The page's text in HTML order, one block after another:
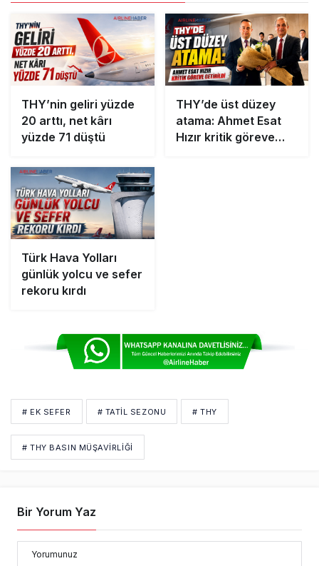
THY’nin geliri yüzde
20 arttı, net kârı
yüzde 71 düştü
THY’de üst düzey
atama: Ahmet Esat
Hızır kritik göreve
Türk Hava Yolları
günlük yolcu ve sefer
rekoru kırdı
# EK SEFER # TATIL SEZONU # THY
# THY BASIN MÜŞAVIRLIĞI
Bir Yorum Yaz
Yorumunuz